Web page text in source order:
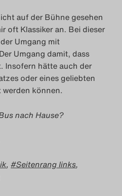
Blog
Alumni
Blog
Blog
Blog
Blog
auf der Bühne gesehen
oft Klassiker an. Bei dieser
Umgang mit
Umgang damit, dass
Insofern hätte auch der
oder eines geliebten
können.
nach Hause?
, Seitenrang links,